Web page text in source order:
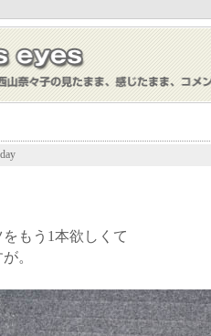
もう1本欲しくて
。